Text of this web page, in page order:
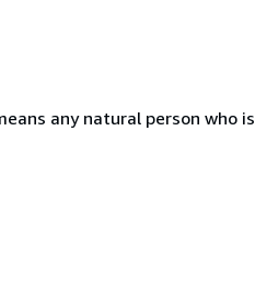
any natural person who is